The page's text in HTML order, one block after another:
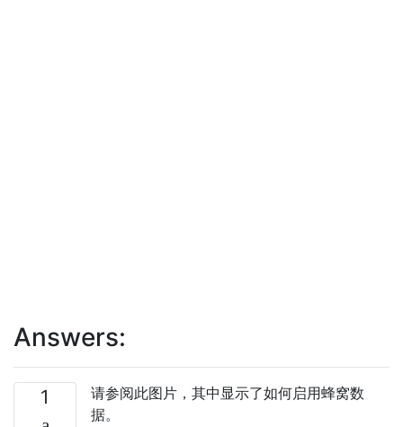
Answers:
1
请参阅此图片，其中显示了如何启用蜂窝数
据。